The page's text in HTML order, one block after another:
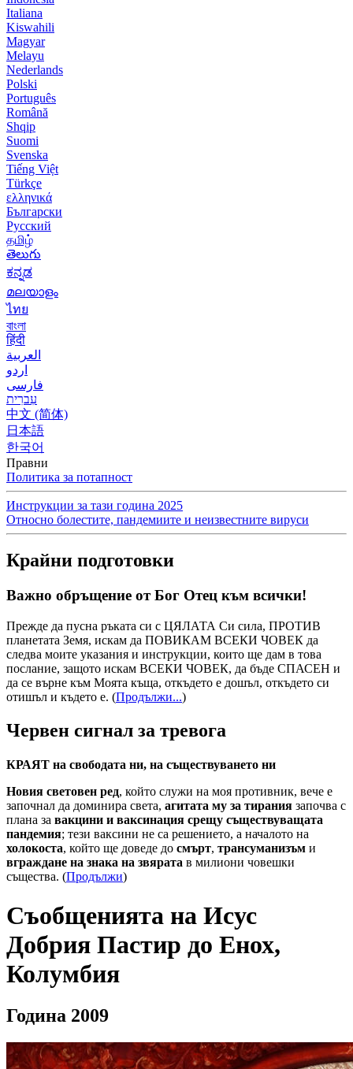
Italiana
Kiswahili
Magyar
Melayu
Nederlands
Polski
Português
Română
Shqip
Suomi
Svenska
Tiếng Việt
Türkçe
ελληνικά
Български
Русский
தமிழ்
తెలుగు
ಕನ್ನಡ
മലയാളം
ไทย
বাংলা
हिंदी
العربية
اردو
فارسی
עִברִית
中文 (简体)
日本語
한국어
Правни
Политика за потапност
Инструкции за тази година 2025
Относно болестите, пандемиите и неизвестните вируси
Крайни подготовки
Важно обръщение от Бог Отец към всички!
Прежде да пусна ръката си с ЦЯЛАТА Си сила, ПРОТИВ
планетата Земя, искам да ПОВИКАМ ВСЕКИ ЧОВЕК да
следва моите указания и инструкции, които ще дам в това
послание, защото искам ВСЕКИ ЧОВЕК, да бъде СПАСЕН и
да се върне към Моята къща, откъдето е дошъл, откъдето си
отишъл и където е. (Продължи...)
Червен сигнал за тревога
КРАЯТ на свободата ни, на съществуването ни
Новия световен ред, който служи на моя противник, вече е
започнал да доминира света, агитата му за тирания започва с
плана за вакцини и ваксинация срещу съществуващата
пандемия; тези ваксини не са решението, а началото на
холокоста, който ще доведе до смърт, трансуманизъм и
вграждане на знака на звярата в милиони човешки
същества. (Продължи)
Съобщенията на Исус
Добрия Пастир до Енох,
Колумбия
Година 2009